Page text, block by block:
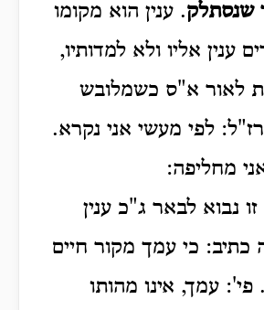
שנסתלק. ענין הוא מקומו
ענין אליו ולא למדותיו,
לאור א"ס כשמלובש
לפי מעשי אני נקרא.
מחליפה:
נבוא לבאר ג"כ ענין
כתיב: כי עמך מקור חיים
. פי': עמך, אינו מהותו